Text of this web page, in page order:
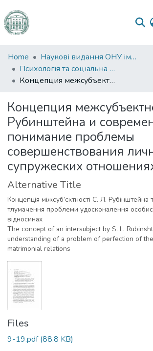
Communities
&
Collections
Statistics
Home
Наукові видання ОНУ імені І. І. Мечникова
Психологія та соціальна робота
Концепция межсубъектности C. Л. Рубинштейна и современное понимание проблемы совершенствования личности в супружеских отношениях
Концепция
Рубинштейна и
понимание проблемы
совершенствования
супружеских
Alternative Title
Концепція міжсуб’єктності С. Л. Рубінштейна
тлумачення проблеми удосконалення
відносинах
The concept of an intersubject by S. L.
understanding of a problem of perfection of
matrimonial relations
Files
9-19.pdf(88.8 KB)